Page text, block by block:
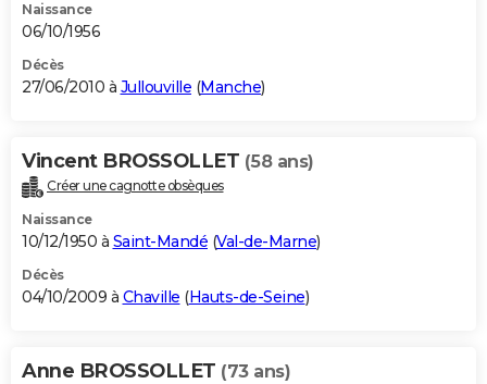
Naissance
06/10/1956
Décès
27/06/2010 à Jullouville (Manche)
Vincent BROSSOLLET (58 ans)
Créer une cagnotte obsèques
Naissance
10/12/1950 à Saint-Mandé (Val-de-Marne)
Décès
04/10/2009 à Chaville (Hauts-de-Seine)
Anne BROSSOLLET (73 ans)